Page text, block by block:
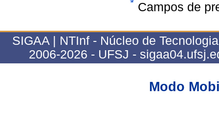
Campos de
SIGAA | NTInf - Núcleo de
2006-2026 - UFSJ -
Modo